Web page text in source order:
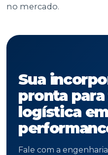
no mercado.
Sua
pronta
logística em
Fale com a